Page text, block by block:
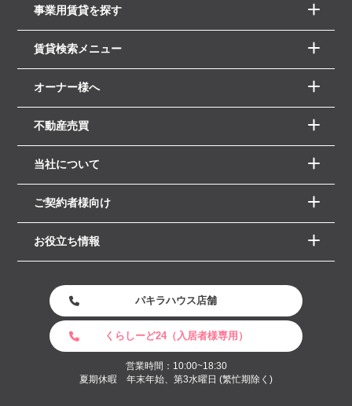
事業用賃貸を探す
賃貸検索メニュー
オーナー様へ
不動産売買
当社について
ご契約者様向け
お役立ち情報
パキラハウス店舗
くらしーど24（入居者様専用）
営業時間：10:00~18:30
夏期休暇 年末年始、第3水曜日 (繁忙期除く)